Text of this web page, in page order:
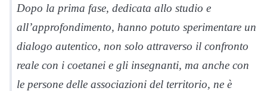
Dopo la prima fase, dedicata allo studio e
all’approfondimento, hanno potuto sperimentare un
dialogo autentico, non solo attraverso il confronto
reale con i coetanei e gli insegnanti, ma anche con
le persone delle associazioni del territorio, ne è